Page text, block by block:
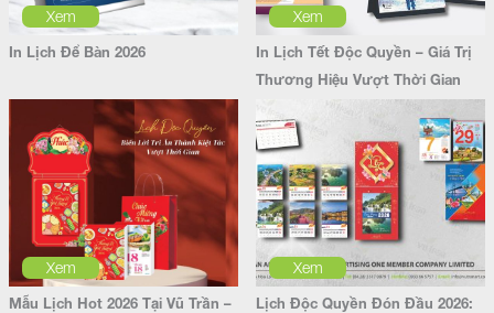
Xem
In Lịch Để Bàn 2026
Xem
In Lịch Tết Độc Quyền – Giá Trị
Thương Hiệu Vượt Thời Gian
Xem
Mẫu Lịch Hot 2026 Tại Vũ Trần –
Xem
Lịch Độc Quyền Đón Đầu 2026: